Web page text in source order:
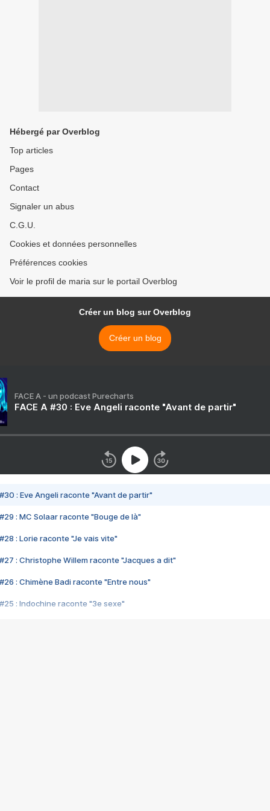
Hébergé par Overblog
Top articles
Pages
Contact
Signaler un abus
C.G.U.
Cookies et données personnelles
Préférences cookies
Voir le profil de maria sur le portail Overblog
Créer un blog sur Overblog
Créer un blog
FACE A - un podcast Purecharts
FACE A #30 : Eve Angeli raconte "Avant de partir"
#30 : Eve Angeli raconte "Avant de partir"
#29 : MC Solaar raconte "Bouge de là"
#28 : Lorie raconte "Je vais vite"
#27 : Christophe Willem raconte "Jacques a dit"
#26 : Chimène Badi raconte "Entre nous"
#25 : Indochine raconte "3e sexe"